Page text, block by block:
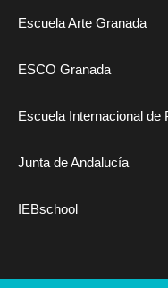
Escuela Arte Granada
ESCO Granada
Escuela Internacional de
Junta de Andalucía
IEBschool